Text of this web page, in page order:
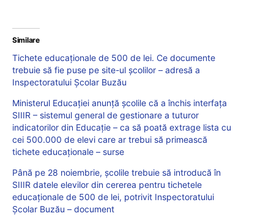
Similare
Tichete educaționale de 500 de lei. Ce documente
trebuie să fie puse pe site-ul școlilor – adresă a
Inspectoratului Școlar Buzău
Ministerul Educației anunță școlile că a închis interfața
SIIIR – sistemul general de gestionare a tuturor
indicatorilor din Educație – ca să poată extrage lista cu
cei 500.000 de elevi care ar trebui să primească
tichete educaționale – surse
Până pe 28 noiembrie, școlile trebuie să introducă în
SIIIR datele elevilor din cererea pentru tichetele
educaționale de 500 de lei, potrivit Inspectoratului
Școlar Buzău – document